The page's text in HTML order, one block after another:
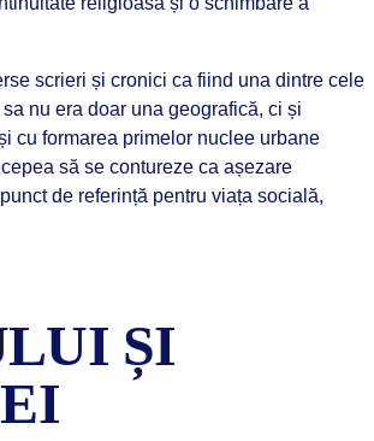
scrieri și cronici ca fiind una dintre cele
nu era doar una geografică, ci și
cu formarea primelor nuclee urbane
să se contureze ca așezare
de referință pentru viața socială,
ȘI